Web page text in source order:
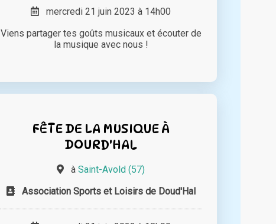
mercredi 21 juin 2023 à 14h00
Viens partager tes goûts musicaux et écouter de
la musique avec nous !
FÊTE DE LA MUSIQUE À
DOURD'HAL
àSaint-Avold (57)
Association Sports et Loisirs de Doud'Hal